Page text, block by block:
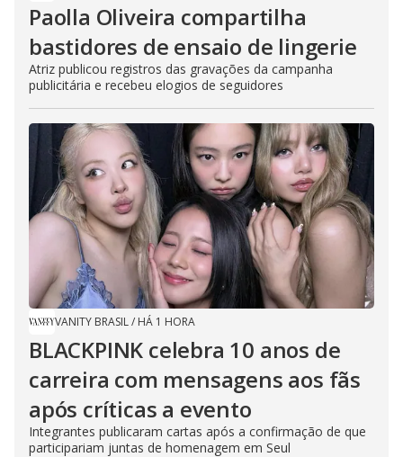
Paolla Oliveira compartilha
bastidores de ensaio de lingerie
Atriz publicou registros das gravações da campanha
publicitária e recebeu elogios de seguidores
VANITY BRASIL/ HÁ 1 HORA
BLACKPINK celebra 10 anos de
carreira com mensagens aos fãs
após críticas a evento
Integrantes publicaram cartas após a confirmação de que
participariam juntas de homenagem em Seul